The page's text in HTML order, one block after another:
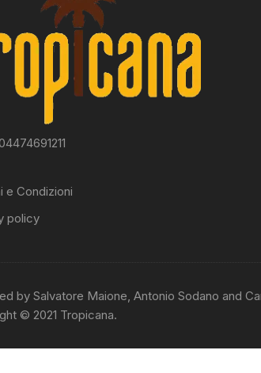
e Condizioni
policy
by Salvatore Maione, Antonio Sodano and
© 2021 Tropicana.